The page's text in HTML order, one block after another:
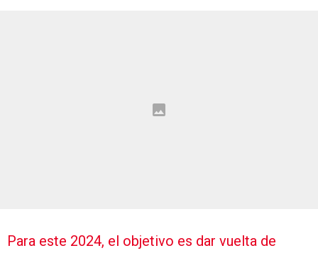
Para este 2024, el objetivo es dar vuelta de